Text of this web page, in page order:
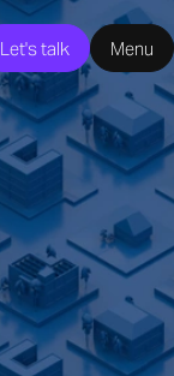
Let's talk Menu